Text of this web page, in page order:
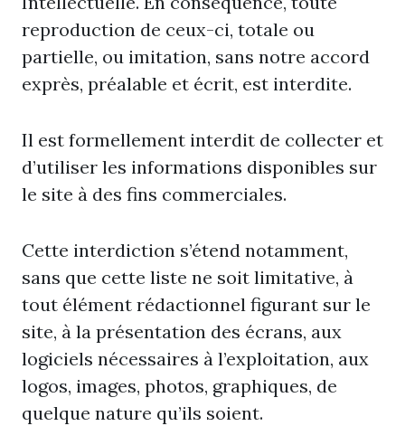
reproduction de ceux-ci, totale ou
partielle, ou imitation, sans notre accord
exprès, préalable et écrit, est interdite.
Il est formellement interdit de collecter et
d’utiliser les informations disponibles sur
le site à des fins commerciales.
Cette interdiction s’étend notamment,
sans que cette liste ne soit limitative, à
tout élément rédactionnel figurant sur le
site, à la présentation des écrans, aux
logiciels nécessaires à l’exploitation, aux
logos, images, photos, graphiques, de
quelque nature qu’ils soient.